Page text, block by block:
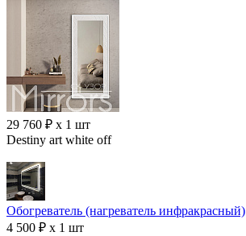
29 760 ₽ x 1 шт
Destiny art white off
Обогреватель (нагреватель инфракрасный)
4 500 ₽ x 1 шт